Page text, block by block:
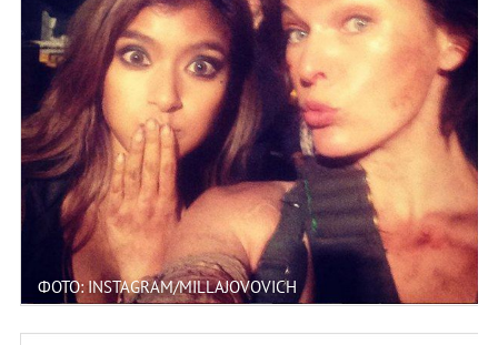
ФОТО: INSTAGRAM/MILLAJOVOVICH